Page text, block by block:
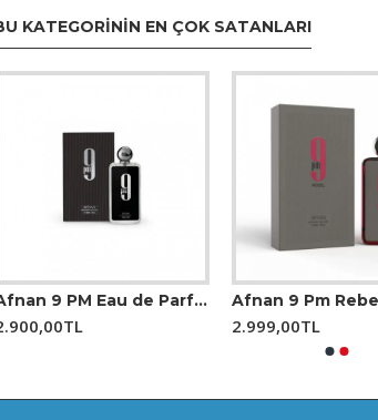
veya günlük kullanımda öne çıkar.
konsantrasyonu sayesinde gün boyu
süslenmiş şeffaf bir cam şişe ile gelir
KATEGORININ EN ÇOK SATANLARI
Afnan 9 PM Eau de Parfum EDP 100 ml Erkek Parfüm
2.999,00TL